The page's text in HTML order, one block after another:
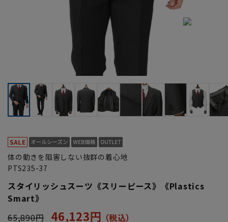
体の動きを阻害しない抜群の着心地
PTS235-37
スタイリッシュスーツ《スリーピース》《Plastics
Smart》
65,890円
46,123円